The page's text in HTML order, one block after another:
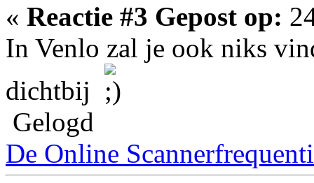
« Reactie #3 Gepost op:
In Venlo zal je ook niks
dichtbij
Gelogd
De Online